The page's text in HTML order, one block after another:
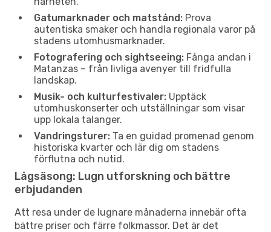
Gatumarknader och matstånd: Prova
autentiska smaker och handla regionala varor på
stadens utomhusmarknader.
Fotografering och sightseeing: Fånga andan i
Matanzas – från livliga avenyer till fridfulla
landskap.
Musik- och kulturfestivaler: Upptäck
utomhuskonserter och utställningar som visar
upp lokala talanger.
Vandringsturer: Ta en guidad promenad genom
historiska kvarter och lär dig om stadens
förflutna och nutid.
Lågsäsong: Lugn utforskning och bättre
erbjudanden
Att resa under de lugnare månaderna innebär ofta
bättre priser och färre folkmassor. Det är det